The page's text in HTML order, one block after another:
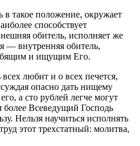
такое положение, окружает
способствует
обитель, исполняет же
— внутренняя обитель,
и ищущим Его.
любит и о всех печется,
опасно дать нищему
а сто рублей легче могут
более Всеведущий Господь
Нельзя научиться исполнять
этот трехстатный: молитва,